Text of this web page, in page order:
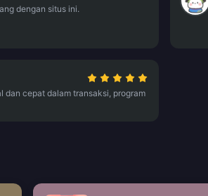
dengan situs ini.
dan cepat dalam transaksi, program